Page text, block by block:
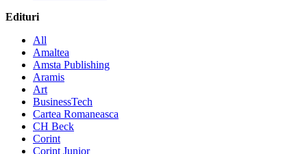
Edituri
All
Amaltea
Amsta Publishing
Aramis
Art
BusinessTech
Cartea Romaneasca
CH Beck
Corint
Corint Junior